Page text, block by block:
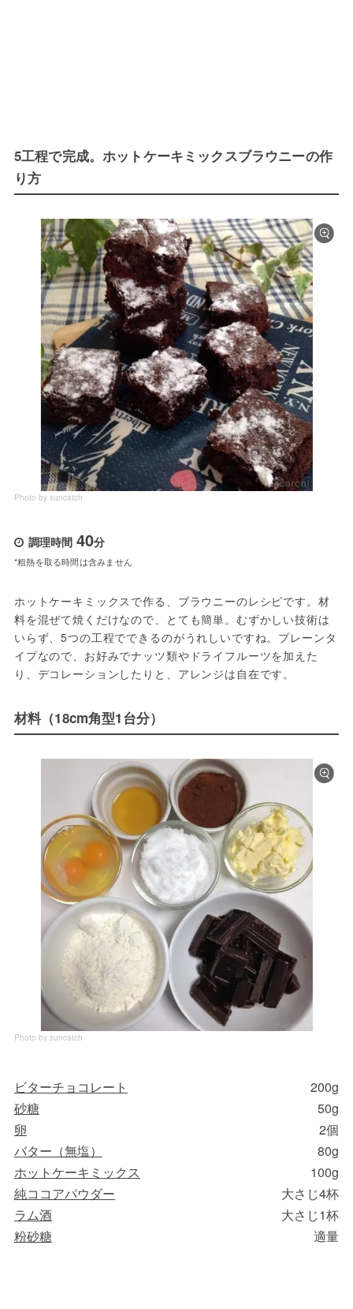
5工程で完成。ホットケーキミックスブラウニーの作
り方
Photo by suncatch
調理時間 40分
*粗熱を取る時間は含みません
ホットケーキミックスで作る、ブラウニーのレシピです。材
料を混ぜて焼くだけなので、とても簡単。むずかしい技術は
いらず、5つの工程でできるのがうれしいですね。プレーンタ
イプなので、お好みでナッツ類やドライフルーツを加えた
り、デコレーションしたりと、アレンジは自在です。
材料（18cm角型1台分）
Photo by suncatch
ビターチョコレート
200g
砂糖
50g
卵
2個
バター（無塩）
80g
ホットケーキミックス
100g
純ココアパウダー
大さじ4杯
ラム酒
大さじ1杯
粉砂糖
適量